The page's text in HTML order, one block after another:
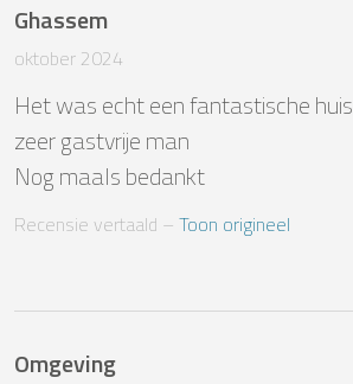
Ghassem
oktober 2024
Het was echt een fantastische
zeer gastvrije man
Nog maals bedankt
Recensie vertaald – Toon origineel
Omgeving